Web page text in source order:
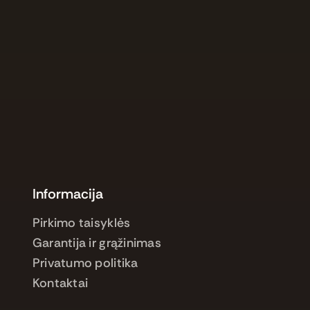
Informacija
Pirkimo taisyklės
Garantija ir grąžinimas
Privatumo politika
Kontaktai